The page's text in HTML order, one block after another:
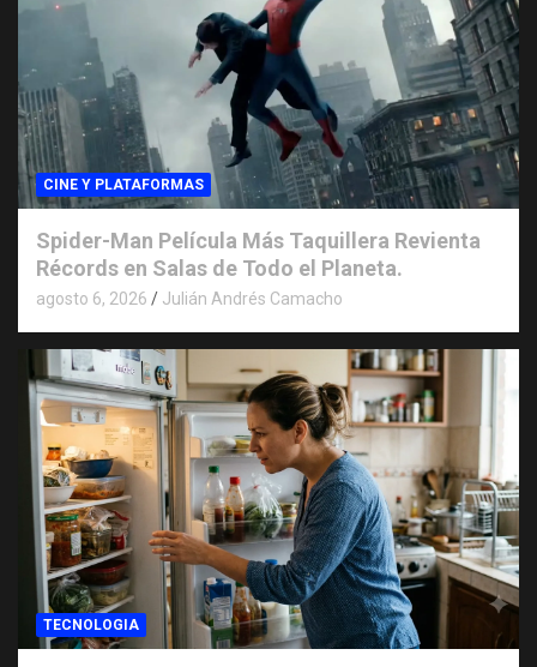
CINE Y PLATAFORMAS
Spider-Man Película Más Taquillera Revienta
Récords en Salas de Todo el Planeta.
agosto 6, 2026 Julián Andrés Camacho
TECNOLOGIA